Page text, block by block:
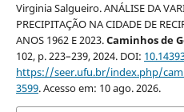
Virginia Salgueiro. ANÁLISE DA
PRECIPITAÇÃO NA CIDADE DE
ANOS 1962 E 2023.Caminhos de
102, p. 223–239, 2024. DOI:
https://seer.ufu.br/index.php/
3599. Acesso em: 10 ago. 2026.